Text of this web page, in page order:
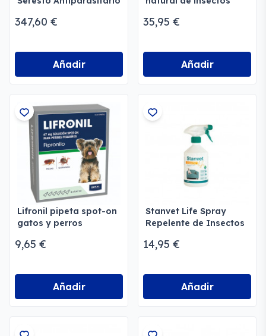
347,60 €
Añadir
35,95 €
Añadir
Lifronil pipeta spot-on
gatos y perros
9,65 €
Añadir
Stanvet Life Spray
Repelente de Insectos
14,95 €
Añadir